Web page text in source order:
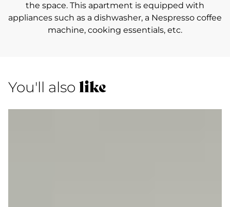
the space. This apartment is equipped with
appliances such as a dishwasher, a Nespresso coffee
machine, cooking essentials, etc.
You'll also like